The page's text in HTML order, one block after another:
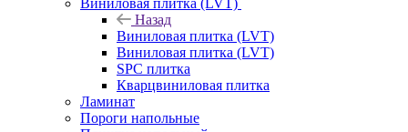
Назад
Виниловая плитка (LVT)
Виниловая плитка (LVT)
SPC плитка
Кварцвиниловая плитка
Ламинат
Пороги напольные